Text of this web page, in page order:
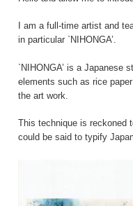
I am a full-time artist and
in particular `NIHONGA’.
`NIHONGA’ is a Japanese
elements such as rice
the art work.
This technique is reckoned
could be said to typify